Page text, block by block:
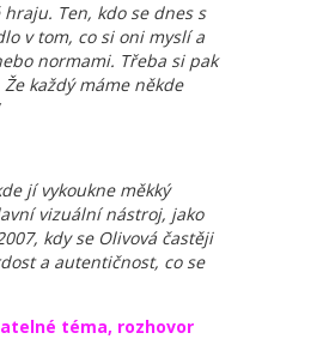
Ten, kdo se dnes s
v tom, co si oni myslí a
normami. Třeba si pak
každý máme někde
jí vykoukne měkký
vizuální nástroj, jako
kdy se Olivová častěji
a autentičnost, co se
téma, rozhovor